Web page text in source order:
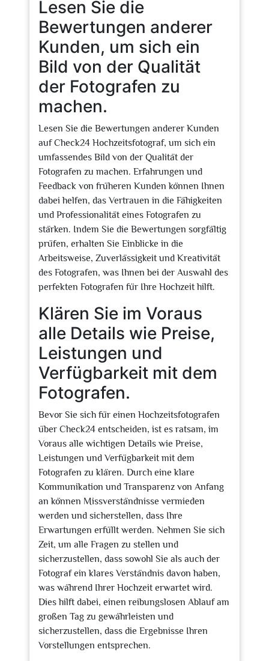
Lesen Sie die
Bewertungen anderer
Kunden, um sich ein
Bild von der Qualität
der Fotografen zu
machen.
Lesen Sie die Bewertungen anderer Kunden
auf Check24 Hochzeitsfotograf, um sich ein
umfassendes Bild von der Qualität der
Fotografen zu machen. Erfahrungen und
Feedback von früheren Kunden können Ihnen
dabei helfen, das Vertrauen in die Fähigkeiten
und Professionalität eines Fotografen zu
stärken. Indem Sie die Bewertungen sorgfältig
prüfen, erhalten Sie Einblicke in die
Arbeitsweise, Zuverlässigkeit und Kreativität
des Fotografen, was Ihnen bei der Auswahl des
perfekten Fotografen für Ihre Hochzeit hilft.
Klären Sie im Voraus
alle Details wie Preise,
Leistungen und
Verfügbarkeit mit dem
Fotografen.
Bevor Sie sich für einen Hochzeitsfotografen
über Check24 entscheiden, ist es ratsam, im
Voraus alle wichtigen Details wie Preise,
Leistungen und Verfügbarkeit mit dem
Fotografen zu klären. Durch eine klare
Kommunikation und Transparenz von Anfang
an können Missverständnisse vermieden
werden und sicherstellen, dass Ihre
Erwartungen erfüllt werden. Nehmen Sie sich
Zeit, um alle Fragen zu stellen und
sicherzustellen, dass sowohl Sie als auch der
Fotograf ein klares Verständnis davon haben,
was während Ihrer Hochzeit erwartet wird.
Dies hilft dabei, einen reibungslosen Ablauf am
großen Tag zu gewährleisten und
sicherzustellen, dass die Ergebnisse Ihren
Vorstellungen entsprechen.